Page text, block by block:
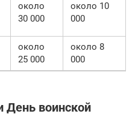
около
30 000
около 10
000
около
25 000
около 8
000
воинской